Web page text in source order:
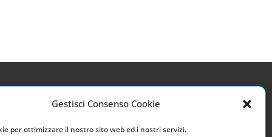
Gestisci Consenso Cookie
per ottimizzare il nostro sito web ed i nostri servizi.